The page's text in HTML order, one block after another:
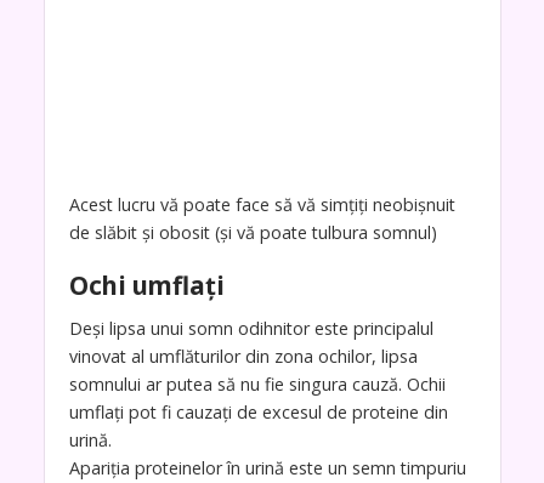
Acest lucru vă poate face să vă simțiți neobișnuit
de slăbit și obosit (și vă poate tulbura somnul)
Ochi umflați
Deși lipsa unui somn odihnitor este principalul
vinovat al umflăturilor din zona ochilor, lipsa
somnului ar putea să nu fie singura cauză. Ochii
umflați pot fi cauzați de excesul de proteine din
urină.
Apariția proteinelor în urină este un semn timpuriu